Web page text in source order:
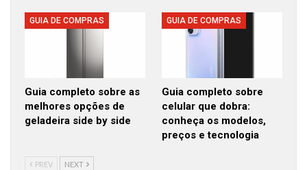
GUIA DE COMPRAS
Guia completo sobre as
melhores opções de
geladeira side by side
GUIA DE COMPRAS
Guia completo sobre
celular que dobra:
conheça os modelos,
preços e tecnologia
PREV NEXT